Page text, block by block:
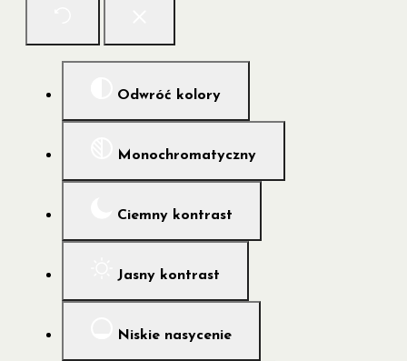
Odwróć kolory
Monochromatyczny
Ciemny kontrast
Jasny kontrast
Niskie nasycenie